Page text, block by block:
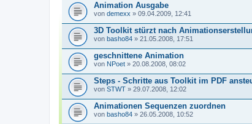
Animation Ausgabe
von demexx » 09.04.2009, 12:41
3D Toolkit stürzt nach
von basho84 » 21.05.2008, 17:51
geschnittene Animation
von NPoet » 20.08.2008, 08:02
Steps - Schritte aus Toolkit im PDF
von STWT » 29.07.2008, 12:02
Animationen Sequenzen zuordnen
von basho84 » 26.05.2008, 10:52